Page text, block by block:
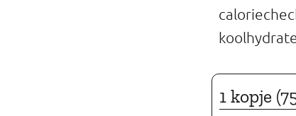
Veilig eten
Professionals
1 kopje